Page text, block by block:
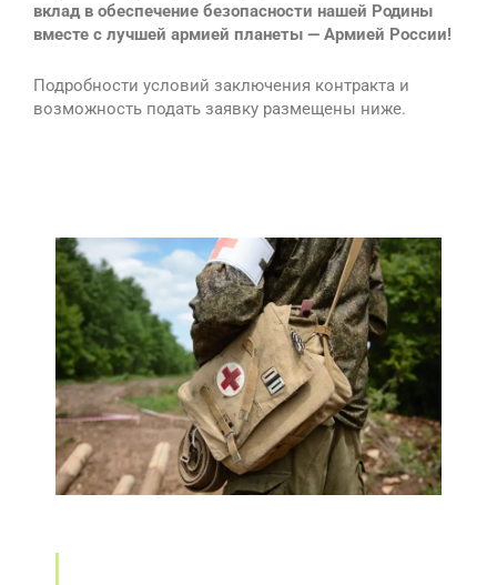
вклад в обеспечение безопасности нашей Родины
вместе с лучшей армией планеты — Армией России!
Подробности условий заключения контракта и
возможность подать заявку размещены ниже.